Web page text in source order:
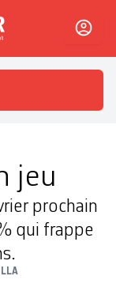
autrement
jeu
prochain
qui frappe